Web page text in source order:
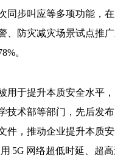
同步叫应等多项功能，
、防灾减灾场景试点推
。
用于提升本质安全水平
技术部等部门，先后发
件，推动企业提升本质
5G 网络超低时延、